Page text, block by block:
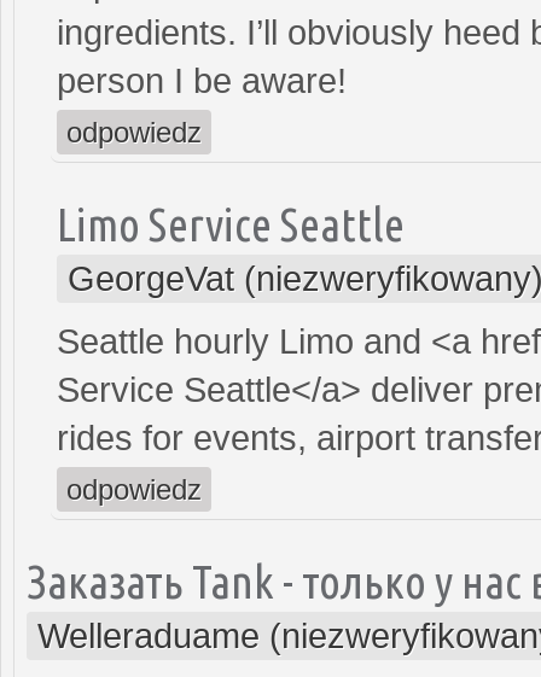
ingredients. I’ll obviously
person I be aware!
odpowiedz
Limo Service Seattle
GeorgeVat
Seattle hourly Limo and <a
Service Seattle</a> deliver
rides for events, airport
odpowiedz
Заказать Tank - только у
Welleraduame